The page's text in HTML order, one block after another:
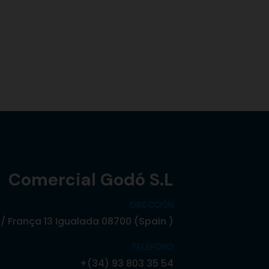
Comercial Godó S.L
DIRECCIÓN
França 13 Igualada 08700 (Spain )
TELÉFONO
+(34) 93 803 35 54